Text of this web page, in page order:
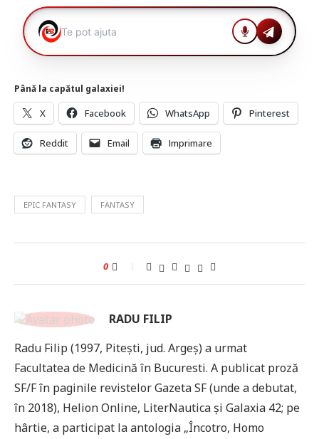
Până la capătul galaxiei!
X Facebook WhatsApp Pinterest
Reddit Email Imprimare
EPIC FANTASY FANTASY
0
RADU FILIP
Radu Filip (1997, Pitești, jud. Argeș) a urmat
Facultatea de Medicină în Bucuresti. A publicat proză
SF/F în paginile revistelor Gazeta SF (unde a debutat,
în 2018), Helion Online, LiterNautica și Galaxia 42; pe
hârtie, a participat la antologia „Încotro, Homo